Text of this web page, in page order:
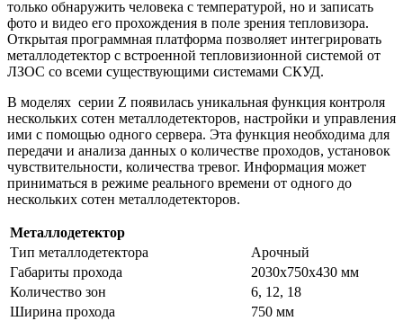
только обнаружить человека с температурой, но и записать
фото и видео его прохождения в поле зрения тепловизора.
Открытая программная платформа позволяет интегрировать
металлодетектор с встроенной тепловизионной системой от
ЛЗОС со всеми существующими системами СКУД.
В моделях серии Z появилась уникальная функция контроля
нескольких сотен металлодетекторов, настройки и управления
ими с помощью одного сервера. Эта функция необходима для
передачи и анализа данных о количестве проходов, установок
чувствительности, количества тревог. Информация может
приниматься в режиме реального времени от одного до
нескольких сотен металлодетекторов.
Металлодетектор
Тип металлодетектора
Арочный
Габариты прохода
2030х750х430 мм
Количество зон
6, 12, 18
Ширина прохода
750 мм